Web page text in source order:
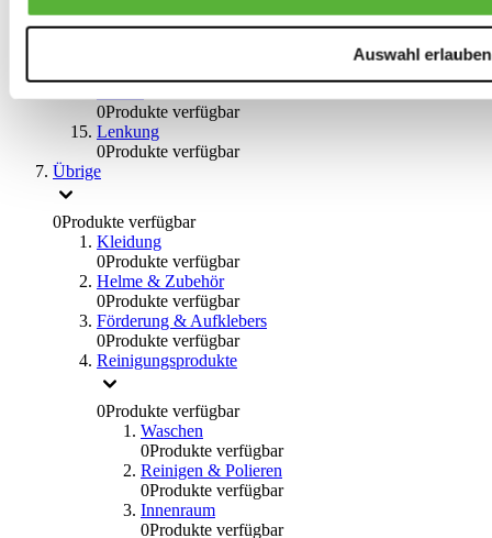
Auswahl erlauben
Handbremsen
0Produkte verfügbar
0Produkte verfügbar
Lenkung
0Produkte verfügbar
Übrige
0Produkte verfügbar
Kleidung
0Produkte verfügbar
Helme & Zubehör
0Produkte verfügbar
Förderung & Aufklebers
0Produkte verfügbar
Reinigungsprodukte
0Produkte verfügbar
Waschen
0Produkte verfügbar
Reinigen & Polieren
0Produkte verfügbar
Innenraum
0Produkte verfügbar